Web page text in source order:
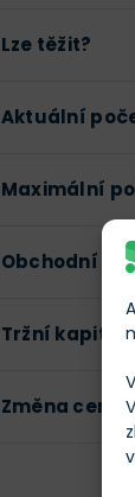
Lze těžit?
Aktuální
Maximální
Obchodní
Tržní
Změna ceny